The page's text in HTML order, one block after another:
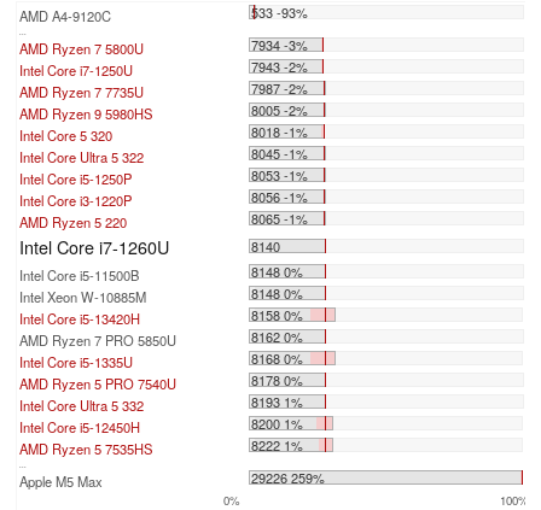
AMD A4-9120C 533 -93%
...
AMD Ryzen 7 5800U
7934 -3%
Intel Core i7-1250U
7943 -2%
AMD Ryzen 7 7735U
7987 -2%
AMD Ryzen 9 5980HS
8005 -2%
Intel Core 5 320
8018 -1%
Intel Core Ultra 5 322
8045 -1%
Intel Core i5-1250P
8053 -1%
Intel Core i3-1220P
8056 -1%
AMD Ryzen 5 220
8065 -1%
Intel Core i7-1260U
8140
Intel Core i5-11500B
8148 0%
Intel Xeon W-10885M
8148 0%
Intel Core i5-13420H
8158 0%
AMD Ryzen 7 PRO 5850U
8162 0%
Intel Core i5-1335U
8168 0%
AMD Ryzen 5 PRO 7540U
8178 0%
Intel Core Ultra 5 332
8193 1%
Intel Core i5-12450H
8200 1%
AMD Ryzen 5 7535HS
8222 1%
...
Apple M5 Max 29226 259%
0% 100%